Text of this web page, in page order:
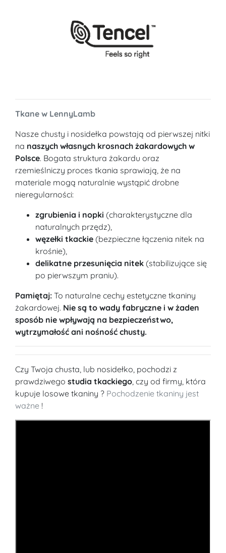
Tkane w LennyLamb
Nasze chusty i nosidełka powstają od pierwszej nitki
na naszych własnych krosnach żakardowych w
Polsce. Bogata struktura żakardu oraz
rzemieślniczy proces tkania sprawiają, że na
materiale mogą naturalnie wystąpić drobne
nieregularności:
zgrubienia i nopki (charakterystyczne dla
naturalnych przędz),
węzełki tkackie (bezpieczne łączenia nitek na
krośnie),
delikatne przesunięcia nitek (stabilizujące się
po pierwszym praniu).
Pamiętaj: To naturalne cechy estetyczne tkaniny
żakardowej. Nie są to wady fabryczne i w żaden
sposób nie wpływają na bezpieczeństwo,
wytrzymałość ani nośność chusty.
Czy Twoja chusta, lub nosidełko, pochodzi z
prawdziwego studia tkackiego , czy od firmy, która
kupuje losowe tkaniny ? Pochodzenie tkaniny jest
ważne !